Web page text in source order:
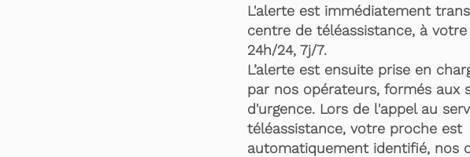
L'alerte est immédiatement
centre de téléassistance, à
24h/24, 7j/7.
L’alerte est ensuite prise en
par nos opérateurs, formés aux
d'urgence. Lors de l'appel au
téléassistance, votre proche est
automatiquement identifié, nos